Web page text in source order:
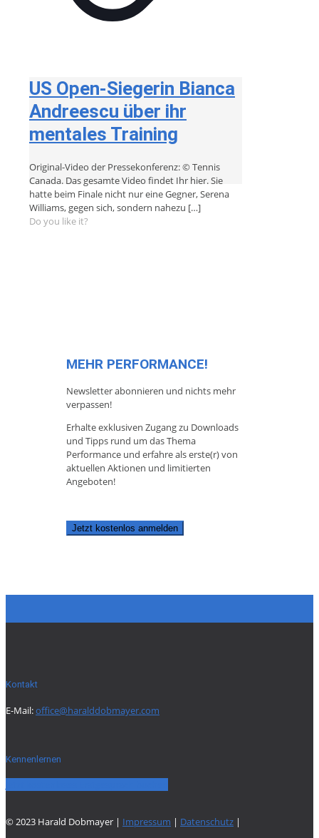
US Open-Siegerin Bianca
Andreescu über ihr
mentales Training
Original-Video der Pressekonferenz: © Tennis
Canada. Das gesamte Video findet Ihr hier. Sie
hatte beim Finale nicht nur eine Gegner, Serena
Williams, gegen sich, sondern nahezu […]
Do you like it?
MEHR PERFORMANCE!
Newsletter abonnieren und nichts mehr
verpassen!
Erhalte exklusiven Zugang zu Downloads
und Tipps rund um das Thema
Performance und erfahre als erste(r) von
aktuellen Aktionen und limitierten
Angeboten!
Jetzt kostenlos anmelden
Kontakt
E-Mail:office@haralddobmayer.com
Kennenlernen
© 2023 Harald Dobmayer | Impressum | Datenschutz |